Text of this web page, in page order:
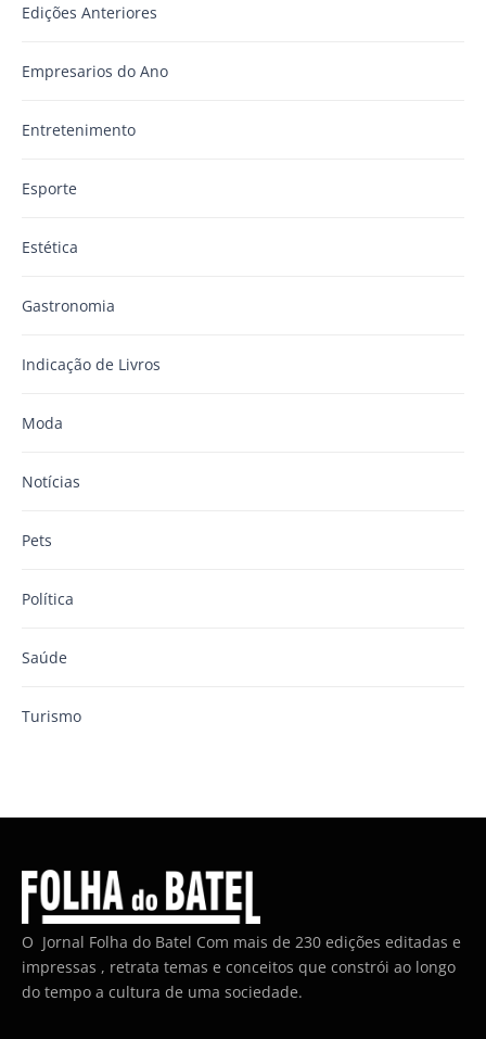
Edições Anteriores
Empresarios do Ano
Entretenimento
Esporte
Estética
Gastronomia
Indicação de Livros
Moda
Notícias
Pets
Política
Saúde
Turismo
O Jornal Folha do Batel Com mais de 230 edições editadas e
impressas , retrata temas e conceitos que constrói ao longo
do tempo a cultura de uma sociedade.